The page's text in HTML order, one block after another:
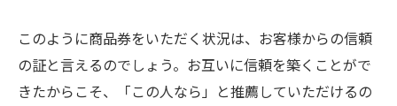
このように商品券をいただく状況は、お客様からの信頼
の証と言えるのでしょう。お互いに信頼を築くことがで
きたからこそ、「この人なら」と推薦していただけるの